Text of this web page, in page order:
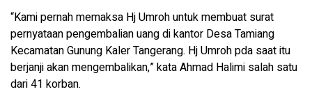
“Kami pernah memaksa Hj Umroh untuk membuat surat
pernyataan pengembalian uang di kantor Desa Tamiang
Kecamatan Gunung Kaler Tangerang. Hj Umroh pda saat itu
berjanji akan mengembalikan,” kata Ahmad Halimi salah satu
dari 41 korban.